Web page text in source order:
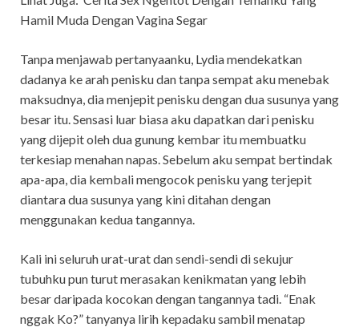
Hamil Muda Dengan Vagina Segar
Tanpa menjawab pertanyaanku, Lydia mendekatkan
dadanya ke arah penisku dan tanpa sempat aku menebak
maksudnya, dia menjepit penisku dengan dua susunya yang
besar itu. Sensasi luar biasa aku dapatkan dari penisku
yang dijepit oleh dua gunung kembar itu membuatku
terkesiap menahan napas. Sebelum aku sempat bertindak
apa-apa, dia kembali mengocok penisku yang terjepit
diantara dua susunya yang kini ditahan dengan
menggunakan kedua tangannya.
Kali ini seluruh urat-urat dan sendi-sendi di sekujur
tubuhku pun turut merasakan kenikmatan yang lebih
besar daripada kocokan dengan tangannya tadi. “Enak
nggak Ko?” tanyanya lirih kepadaku sambil menatap